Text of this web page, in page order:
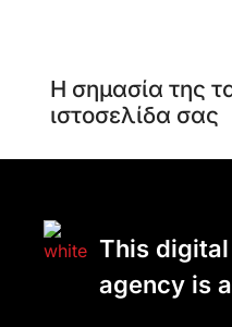
Η σημασία της
ιστοσελίδα σας
This
agency is